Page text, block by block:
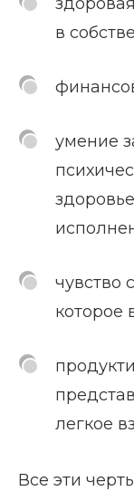
в
умение
чувство
которое
легкое
Все эти